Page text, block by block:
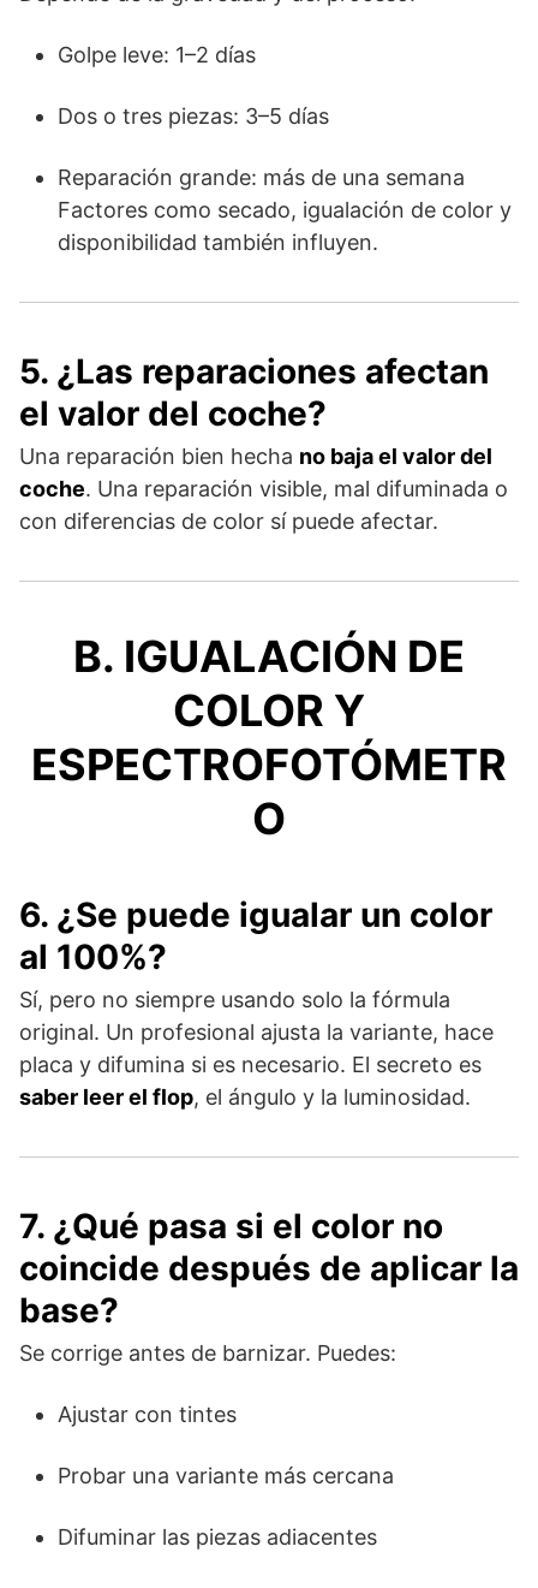
Golpe leve: 1–2 días
Dos o tres piezas: 3–5 días
Reparación grande: más de una semana
Factores como secado, igualación de color y
disponibilidad también influyen.
5. ¿Las reparaciones afectan
el valor del coche?
Una reparación bien hecha no baja el valor del
coche. Una reparación visible, mal difuminada o
con diferencias de color sí puede afectar.
B. IGUALACIÓN DE
COLOR Y
ESPECTROFOTÓMETR
O
6. ¿Se puede igualar un color
al 100%?
Sí, pero no siempre usando solo la fórmula
original. Un profesional ajusta la variante, hace
placa y difumina si es necesario. El secreto es
saber leer el flop, el ángulo y la luminosidad.
7. ¿Qué pasa si el color no
coincide después de aplicar la
base?
Se corrige antes de barnizar. Puedes:
Ajustar con tintes
Probar una variante más cercana
Difuminar las piezas adiacentes